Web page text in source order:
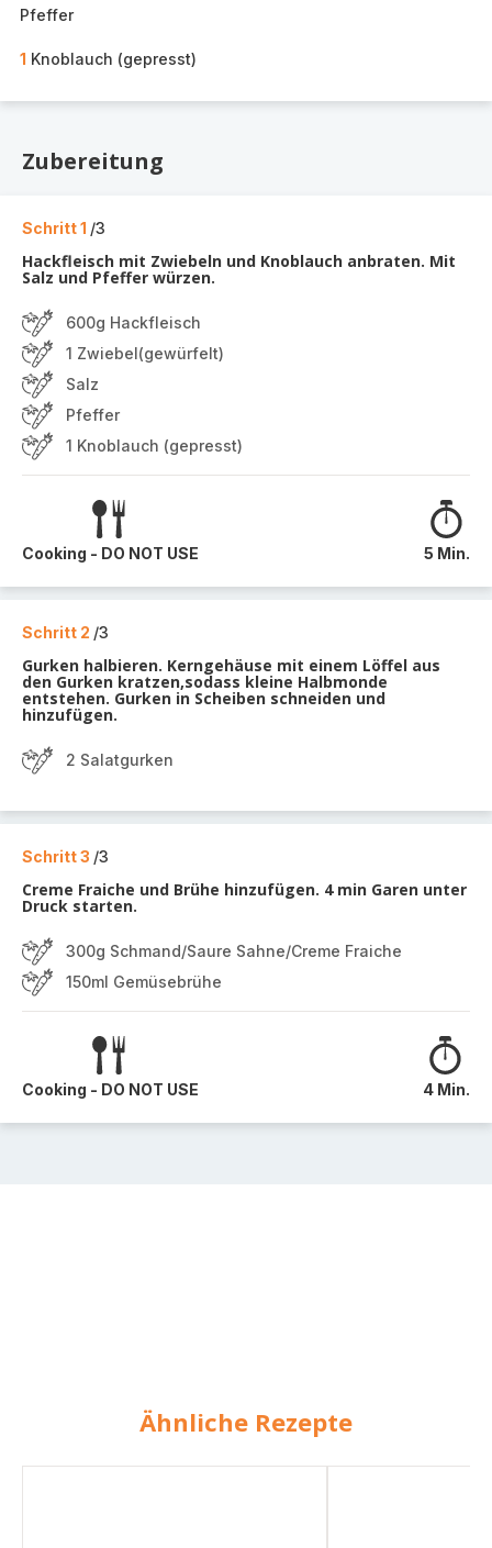
Pfeffer
1 Knoblauch (gepresst)
Zubereitung
Schritt 1 /3
Hackfleisch mit Zwiebeln und Knoblauch anbraten. Mit
Salz und Pfeffer würzen.
600g Hackfleisch
1 Zwiebel(gewürfelt)
Salz
Pfeffer
1 Knoblauch (gepresst)
Cooking - DO NOT USE 5 Min.
Schritt 2 /3
Gurken halbieren. Kerngehäuse mit einem Löffel aus
den Gurken kratzen,sodass kleine Halbmonde
entstehen. Gurken in Scheiben schneiden und
hinzufügen.
2 Salatgurken
Schritt 3 /3
Creme Fraiche und Brühe hinzufügen. 4 min Garen unter
Druck starten.
300g Schmand/Saure Sahne/Creme Fraiche
150ml Gemüsebrühe
Cooking - DO NOT USE 4 Min.
Ähnliche Rezepte